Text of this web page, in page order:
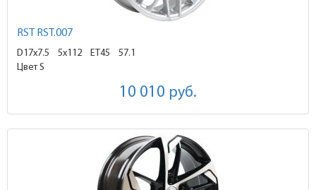
RST RST.007
D17x7.5 5x112 ET45
57.1
Цвет S
10 010 руб.